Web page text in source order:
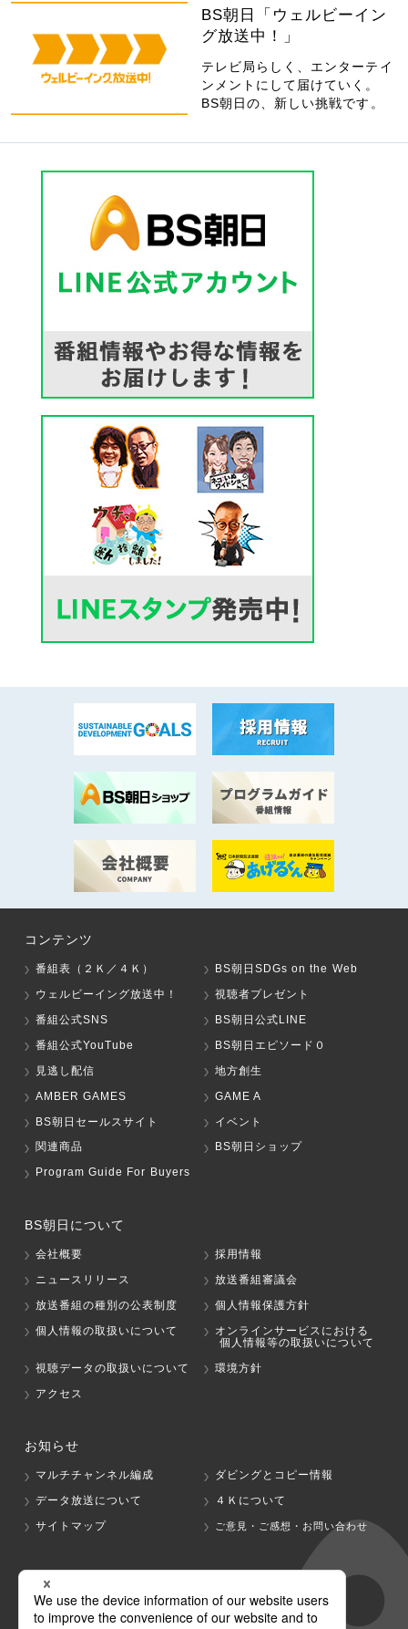
BS朝日「ウェルビーイン
グ放送中！」
テレビ局らしく、エンターテイ
ンメントにして届けていく。
BS朝日の、新しい挑戦です。
コンテンツ
番組表（２Ｋ／４Ｋ）
BS朝日SDGs on the Web
ウェルビーイング放送中！
視聴者プレゼント
番組公式SNS
BS朝日公式LINE
番組公式YouTube
BS朝日エピソード０
見逃し配信
地方創生
AMBER GAMES
GAME A
BS朝日セールスサイト
イベント
関連商品
BS朝日ショップ
Program Guide For Buyers
BS朝日について
会社概要
採用情報
ニュースリリース
放送番組審議会
放送番組の種別の公表制度
個人情報保護方針
個人情報の取扱いについて
オンラインサービスにおける
個人情報等の取扱いについて
視聴データの取扱いについて
環境方針
アクセス
お知らせ
マルチチャンネル編成
ダビングとコピー情報
データ放送について
４Ｋについて
サイトマップ
ご意見・ご感想・お問い合わせ
グループ会社
テレビ朝日 テレ朝チャンネル